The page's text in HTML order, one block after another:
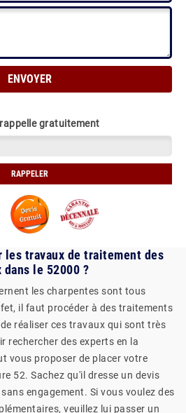
gratuitement
travaux de traitement des
le 52000 ?
les charpentes sont tous
il faut procéder à des traitements
réaliser ces travaux qui sont très
rechercher des experts en la
vous proposer de placer votre
52. Sachez qu'il dresse un devis
engagement. Si vous voulez des
veuillez lui passer un